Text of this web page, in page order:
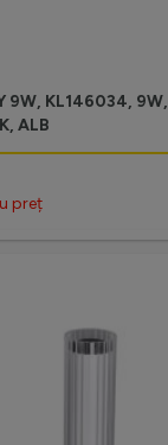
9W, KL146034, 9W,
ALB
preț